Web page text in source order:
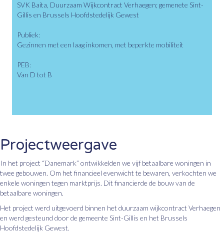
SVK Baita, Duurzaam Wijkcontract Verhaegen; gemenete Sint-
Gillis en Brussels Hoofdstedelijk Gewest
Publiek:
Gezinnen met een laag inkomen, met beperkte mobiliteit
PEB:
Van D tot B
Projectweergave
In het project “Danemark” ontwikkelden we vijf betaalbare woningen in
twee gebouwen. Om het financieel evenwicht te bewaren, verkochten we
enkele woningen tegen marktprijs. Dit financierde de bouw van de
betaalbare woningen.
Het project werd uitgevoerd binnen het duurzaam wijkcontract Verhaegen
en werd gesteund door de gemeente Sint-Gillis en het Brussels
Hoofdstedelijk Gewest.